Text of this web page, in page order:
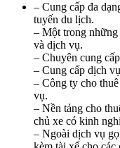
– Cung cấp đa
tuyến du lịch.
– Một trong
và dịch vụ.
– Chuyên cung
– Cung cấp dịch
– Công ty cho
vụ.
– Nền tảng cho
chủ xe có kinh
– Ngoài dịch vụ